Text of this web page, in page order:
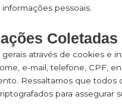
pessoais.
Coletadas
através de cookies e
e-mail, telefone, CPF,
Ressaltamos que todos
para assegurar